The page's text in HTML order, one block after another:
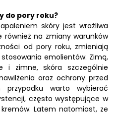
do pory roku?
skóry jest wrażliwa
na zmiany warunków
od pory roku, zmieniają
emolientów. Zimą,
i zimne, skóra szczególnie
oraz ochrony przed
warto wybierać
często występujące w
Latem natomiast, ze